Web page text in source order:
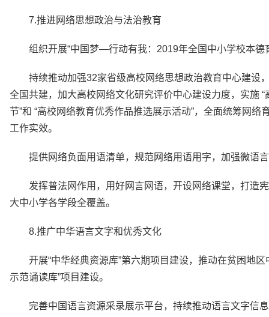
7.推进网络思想政治与法治教育
组织开展“中国梦—行动有我：2019年全国中小学校本德
持续推动加强32家省级高校网络思想政治教育中心建设
全国共建，加大高校网络文化研究评价中心建设力度，实施
节”和 “高校网络教育优秀作品推选展示活动”，全面统筹网
工作实效。
提供网络负面用语清单，规范网络用语用字，加强微语
发挥普法网作用，用好网言网语，开设网络课堂，打造
大中小学各学段全覆盖。
8.推广中华语言文字和优秀文化
开展“中华经典资源库”第六期项目建设，推动在贫困地
示范诵读库”项目建设。
完善中国语言资源采录展示平台，持续推动语言文字信